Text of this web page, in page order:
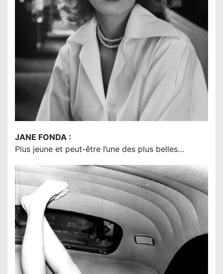
JANE FONDA :
Plus jeune et peut-être l’une des plus belles…